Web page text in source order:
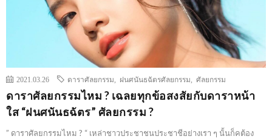
2021.03.26 ดาราศัลยกรรม ฝนศนันธฉัตรศัลยกรรม ศัลยกรรม
ดาราศัลยกรรมไหม ? เฉลยทุกข้อสงสัยกับดาราหน้า
ใส “ฝนศนันธฉัตร” ศัลยกรรม ?
” ดาราศัลยกรรมไหม ? “ เหล่าชาวประชาชนประชาชีอย่างเรา ๆ นั้นก็คต้อง